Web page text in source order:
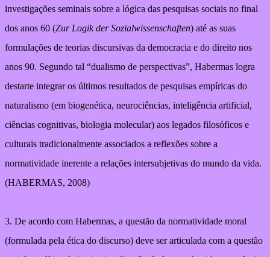
investigações seminais sobre a lógica das pesquisas sociais no final
dos anos 60 (Zur Logik der Sozialwissenschaften) até as suas
formulações de teorias discursivas da democracia e do direito nos
anos 90. Segundo tal “dualismo de perspectivas”, Habermas logra
destarte integrar os últimos resultados de pesquisas empíricas do
naturalismo (em biogenética, neurociências, inteligência artificial,
ciências cognitivas, biologia molecular) aos legados filosóficos e
culturais tradicionalmente associados a reflexões sobre a
normatividade inerente a relações intersubjetivas do mundo da vida.
(HABERMAS, 2008)
3. De acordo com Habermas, a questão da normatividade moral
(formulada pela ética do discurso) deve ser articulada com a questão